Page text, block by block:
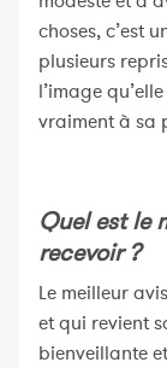
choses, c’est
plusieurs
l’image
vraiment à sa
Quel est le
recevoir ?
Le meilleur
et qui revient
bienveillante